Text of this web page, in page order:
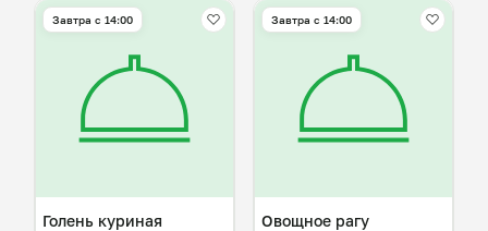
Завтра c 14:00
Голень куриная
Завтра c 14:00
Овощное рагу